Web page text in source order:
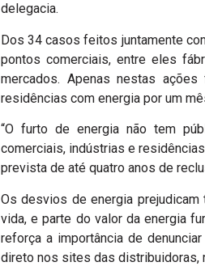
delegacia.
Dos 34 casos feitos juntamente
pontos comerciais, entre eles
mercados. Apenas nestas
residências com energia por um
“O furto de energia não tem
comerciais, indústrias e
prevista de até quatro anos de
Os desvios de energia
vida, e parte do valor da energia
reforça a importância de
direto nos sites das distribuidoras,